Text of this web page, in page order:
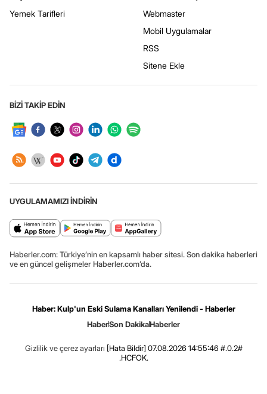
Yemek Tarifleri
Webmaster
Mobil Uygulamalar
RSS
Sitene Ekle
BİZİ TAKİP EDİN
UYGULAMAMIZI İNDİRİN
Haberler.com: Türkiye’nin en kapsamlı haber sitesi. Son dakika haberleri
ve en güncel gelişmeler Haberler.com’da.
Haber: Kulp'un Eski Sulama Kanalları Yenilendi - Haberler
HaberSon DakikaHaberler
Gizlilik ve çerez ayarları [Hata Bildir] 07.08.2026 14:55:46 #.0.2#
.HCFOK.